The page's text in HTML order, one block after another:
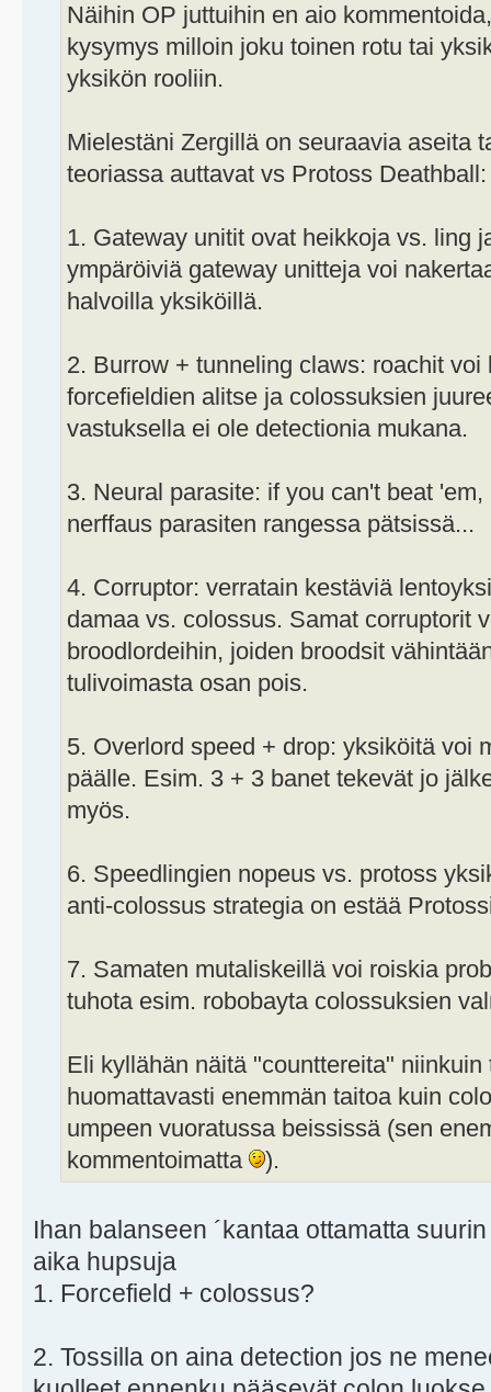
Näihin OP juttuihin en aio
kysymys milloin joku toinen rotu tai
yksikön rooliin.
Mielestäni Zergillä on seuraavia aseita
teoriassa auttavat vs Protoss Deathball:
1. Gateway unitit ovat heikkoja vs. ling
ympäröiviä gateway unitteja voi
halvoilla yksiköillä.
2. Burrow + tunneling claws: roachit
forcefieldien alitse ja colossuksien
vastuksella ei ole detectionia mukana.
3. Neural parasite: if you can't beat
nerffaus parasiten rangessa pätsissä...
4. Corruptor: verratain kestäviä
damaa vs. colossus. Samat corruptorit
broodlordeihin, joiden broodsit
tulivoimasta osan pois.
5. Overlord speed + drop: yksiköitä voi
päälle. Esim. 3 + 3 banet tekevät jo
myös.
6. Speedlingien nopeus vs. protoss
anti-colossus strategia on estää
7. Samaten mutaliskeillä voi roiskia
tuhota esim. robobayta colossuksien
Eli kyllähän näitä "counttereita"
huomattavasti enemmän taitoa kuin
umpeen vuoratussa beississä (sen
kommentoimatta
).
Ihan balanseen ´kantaa ottamatta
aika hupsuja
1. Forcefield + colossus?
2. Tossilla on aina detection jos ne